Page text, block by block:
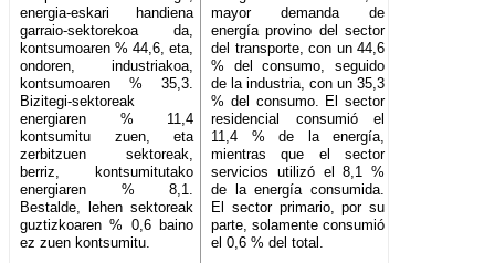
energia-eskari handiena
garraio-sektorekoa da,
kontsumoaren % 44,6, eta,
ondoren, industriakoa,
kontsumoaren % 35,3.
Bizitegi-sektoreak
energiaren % 11,4
kontsumitu zuen, eta
zerbitzuen sektoreak,
berriz, kontsumitutako
energiaren % 8,1.
Bestalde, lehen sektoreak
guztizkoaren % 0,6 baino
ez zuen kontsumitu.
mayor demanda de
energía provino del sector
del transporte, con un 44,6
% del consumo, seguido
de la industria, con un 35,3
% del consumo. El sector
residencial consumió el
11,4 % de la energía,
mientras que el sector
servicios utilizó el 8,1 %
de la energía consumida.
El sector primario, por su
parte, solamente consumió
el 0,6 % del total.